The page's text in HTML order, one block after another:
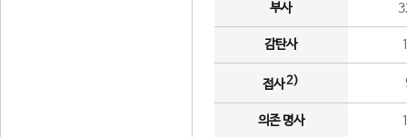
부사
감탄사
접사2)
의존 명사